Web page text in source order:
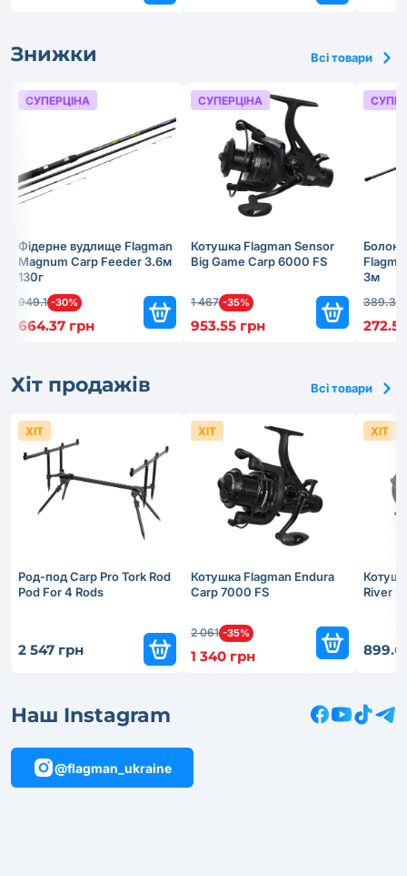
Знижки Всі товари
Фідерне вудлище Flagman
Magnum Carp Feeder 3.6м
130г
949.1 -30%
664.37 грн
СУПЕРЦІНА
Котушка Flagman Sensor
Big Game Carp 6000 FS
1 467 -35%
953.55 грн
СУПЕРЦІНА
3м
389.3
Хіт продажів Всі товари
Род-под Carp Pro Tork Rod
Pod For 4 Rods
2 547 грн
ХІТ
Котушка Flagman Endura
Carp 7000 FS
2 061 -35%
1 340 грн
ХІТ
River
899.6
ХІТ
Наш Instagram
@flagman_ukraine